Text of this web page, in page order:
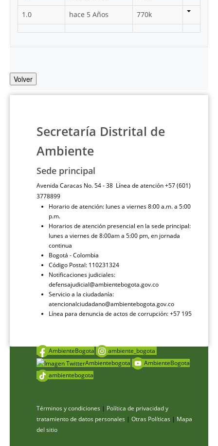
1.0
hace 5 Años 770k
Volver
Secretaría Distrital de
Ambiente
Sede principal
Avenida Caracas No. 54 - 38 Línea de atención +57 (601)
3778899
Horario de atención: lunes a viernes 8:00 a.m. a 5:00
p.m.
Horarios de atención presencial en la sede principal:
lunes a viernes de 8:00am a 5:00 pm, en jornada
continua
Bogotá - Colombia
Código Postal: 110231324
Notificaciones judiciales:
defensajudicial@ambientebogota.gov.co
Servicio a la ciudadanía:
atencionalciudadano@ambientebogota.gov.co
Línea para denuncia de actos de corrupción: +57 195
AmbienteBogota
ambiente_bogota
Ambientebogota
AmbienteBogota
ambientebogota
Términos y condiciones | Política de privacidad y
tratamiento de datos personales | Otras Políticas | Mapa
del sitio